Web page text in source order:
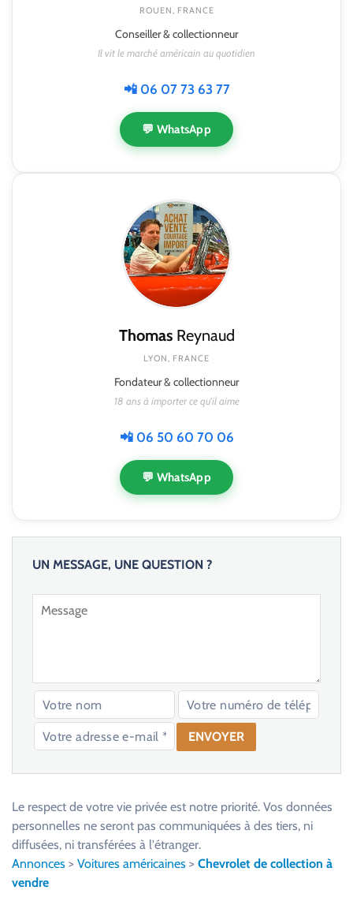
ROUEN, FRANCE
Conseiller & collectionneur
Il vit le marché américain au quotidien
📲 06 07 73 63 77
💬 WhatsApp
ThomasReynaud
LYON, FRANCE
Fondateur & collectionneur
18 ans à importer ce qu'il aime
📲 06 50 60 70 06
💬 WhatsApp
UN MESSAGE, UNE QUESTION ?
e
Le respect de votre vie privée est notre priorité. Vos données
personnelles ne seront pas communiquées à des tiers, ni
diffusées, ni transférées à l'étranger.
Annonces > Voitures américaines > Chevrolet de collection à
vendre